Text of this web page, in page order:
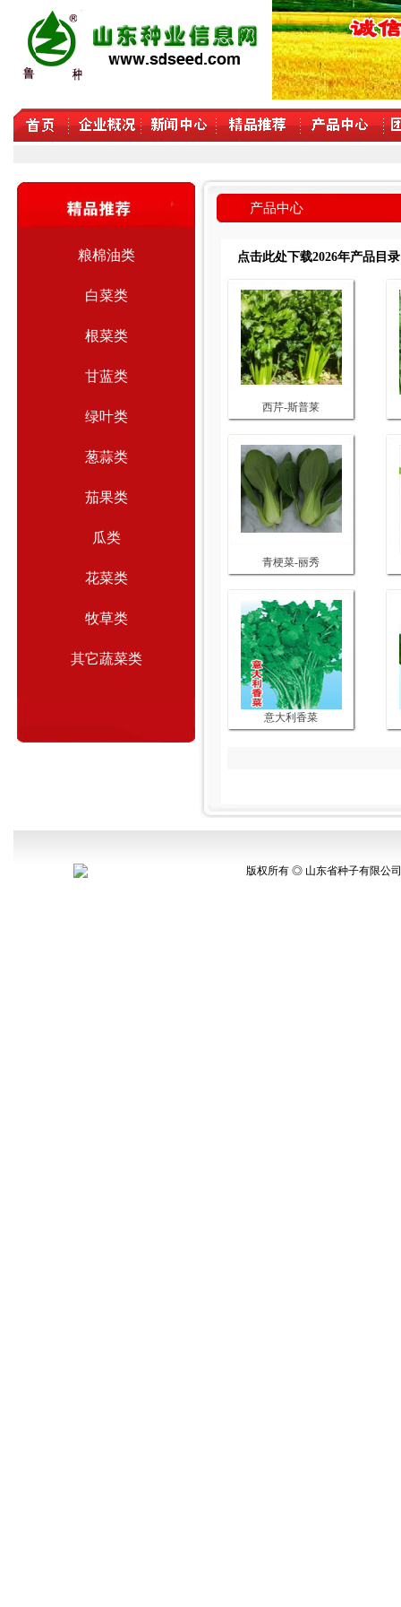
粮棉油类
白菜类
根菜类
甘蓝类
绿叶类
葱蒜类
茄果类
瓜类
花菜类
牧草类
其它蔬菜类
产品中心
点击此处下载2026年产品目录
西芹-斯普莱
青梗菜-丽秀
意大利香菜
版权所有 ◎ 山东省种子有限公